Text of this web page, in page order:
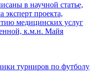
в научной статье,
эксперт проекта,
медицинских услуг
к.м.н. Майя